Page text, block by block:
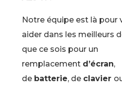
Notre équipe est là pour
aider dans les meilleurs
que ce sois pour un
remplacement d’écran,
de batterie, de clavier